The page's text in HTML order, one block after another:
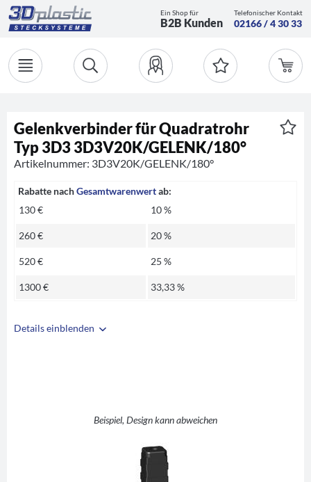
Ein Shop für
B2B Kunden
Telefonischer Kontakt
02166 / 4 30 33
Details einblenden
Beispiel, Design kann abweichen
Gelenkverbinder für Quadratrohr
Typ 3D3 3D3V20K/GELENK/180°
Artikelnummer: 3D3V20K/GELENK/180°
Rabatte nachGesamtwarenwertab:
130 €
10 %
260 € 20 %
520 € 25 %
1300 € 33,33 %